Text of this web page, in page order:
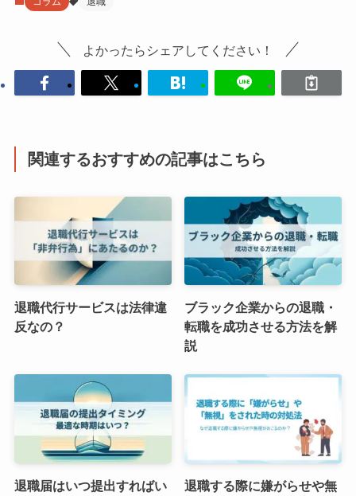
よかったらシェアしてください！
関連するおすすめの記事はこちら
退職代行サービスは法律違
反なの？
ブラック企業からの退職・
転職を成功させる方法を解
説
退職届はいつ提出すればい
退職する際に嫌がらせや無